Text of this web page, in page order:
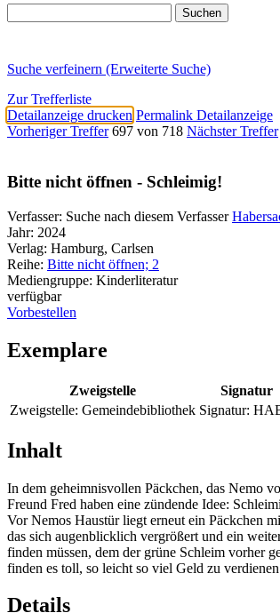
Suche verfeinern (Erweiterte Suche)
Zur Trefferliste
Detailanzeige drucken Permalink Detailanzeige
Vorheriger Treffer 697 von 718 Nächster Treffer
Bitte nicht öffnen - Schleimig!
Verfasser: Suche nach diesem Verfasser
Jahr: 2024
Verlag: Hamburg, Carlsen
Reihe: Bitte nicht öffnen; 2
Mediengruppe: Kinderliteratur
verfügbar
Vorbestellen
Exemplare
Zweigstelle Signatur
Zweigstelle: Gemeindebibliothek Signatur:
Inhalt
In dem geheimnisvollen Päckchen, das Nemo
Freund Fred haben eine zündende Idee:
Vor Nemos Haustür liegt erneut ein Päckchen
das sich augenblicklich vergrößert und ein
finden müssen, dem der grüne Schleim vorher
finden es toll, so leicht so viel Geld zu
Details